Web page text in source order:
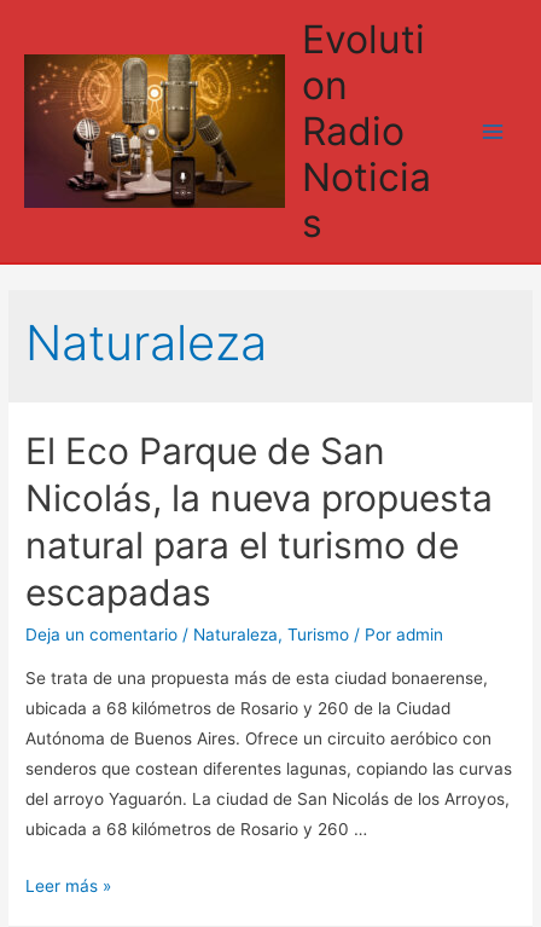
Evoluti
on
Radio
Noticia
s
Naturaleza
El Eco Parque de San
Nicolás, la nueva propuesta
natural para el turismo de
escapadas
Deja un comentario / Naturaleza,Turismo / Poradmin
Se trata de una propuesta más de esta ciudad bonaerense,
ubicada a 68 kilómetros de Rosario y 260 de la Ciudad
Autónoma de Buenos Aires. Ofrece un circuito aeróbico con
senderos que costean diferentes lagunas, copiando las curvas
del arroyo Yaguarón. La ciudad de San Nicolás de los Arroyos,
ubicada a 68 kilómetros de Rosario y 260 …
El
Leer más »